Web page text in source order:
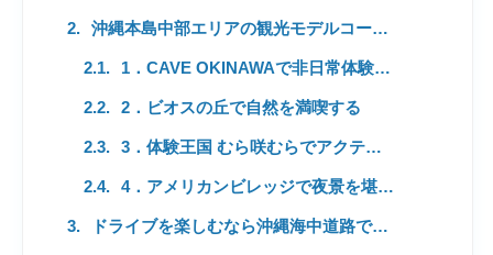
沖縄本島中部エリアの観光モデルコース【初心者必見】
1．CAVE OKINAWAで非日常体験を味わう
2．ビオスの丘で自然を満喫する
3．体験王国 むら咲むらでアクティビティを楽しむ
4．アメリカンビレッジで夜景を堪能する
ドライブを楽しむなら沖縄海中道路で離島巡りがおすすめ